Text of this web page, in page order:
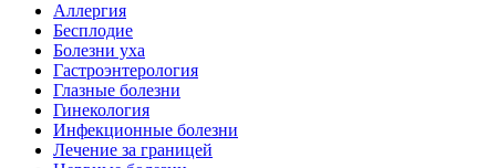
Аллергия
Бесплодие
Болезни уха
Гастроэнтерология
Глазные болезни
Гинекология
Инфекционные болезни
Лечение за границей